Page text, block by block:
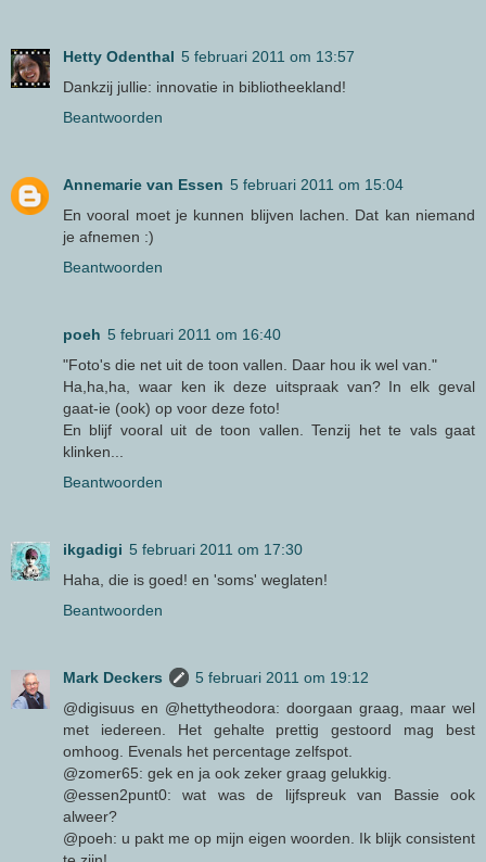
Hetty Odenthal 5 februari 2011 om 13:57
Dankzij jullie: innovatie in bibliotheekland!
Beantwoorden
Annemarie van Essen 5 februari 2011 om 15:04
En vooral moet je kunnen blijven lachen. Dat kan niemand
je afnemen :)
Beantwoorden
poeh 5 februari 2011 om 16:40
"Foto's die net uit de toon vallen. Daar hou ik wel van."
Ha,ha,ha, waar ken ik deze uitspraak van? In elk geval
gaat-ie (ook) op voor deze foto!
En blijf vooral uit de toon vallen. Tenzij het te vals gaat
klinken...
Beantwoorden
ikgadigi 5 februari 2011 om 17:30
Haha, die is goed! en 'soms' weglaten!
Beantwoorden
Mark Deckers
5 februari 2011 om 19:12
@digisuus en @hettytheodora: doorgaan graag, maar wel
met iedereen. Het gehalte prettig gestoord mag best
omhoog. Evenals het percentage zelfspot.
@zomer65: gek en ja ook zeker graag gelukkig.
@essen2punt0: wat was de lijfspreuk van Bassie ook
alweer?
@poeh: u pakt me op mijn eigen woorden. Ik blijk consistent